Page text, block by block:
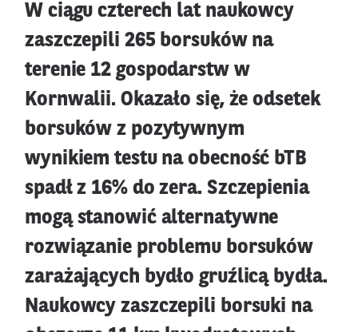
W ciągu czterech lat naukowcy
zaszczepili 265 borsuków na
terenie 12 gospodarstw w
Kornwalii. Okazało się, że odsetek
borsuków z pozytywnym
wynikiem testu na obecność bTB
spadł z 16% do zera. Szczepienia
mogą stanowić alternatywne
rozwiązanie problemu borsuków
zarażających bydło gruźlicą bydła.
Naukowcy zaszczepili borsuki na